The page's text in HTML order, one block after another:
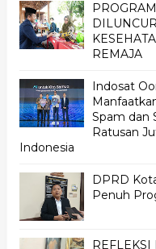
REMAJA
Indosat
Spam dan
Ratusan
Indonesia
DPRD
Penuh